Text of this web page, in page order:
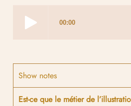
Show notes
Est-ce que le métier de